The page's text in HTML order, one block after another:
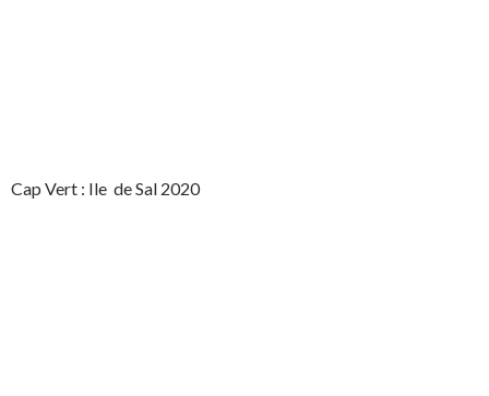
Cap Vert : Ile de Sal 2020